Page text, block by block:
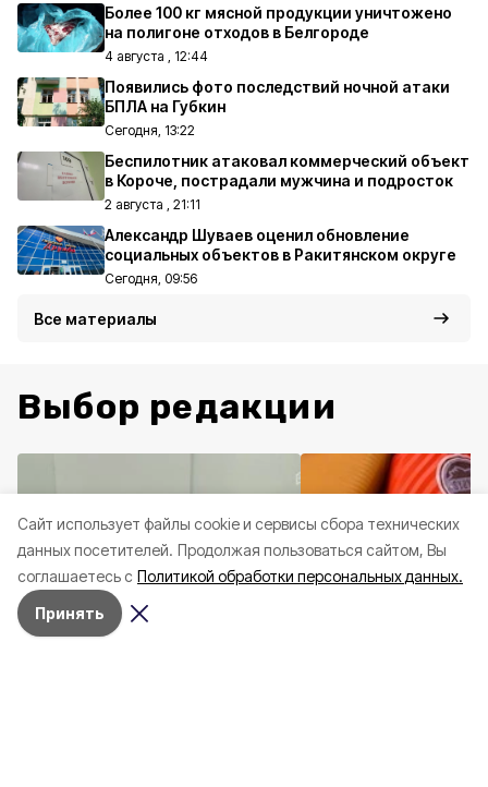
Cайт использует файлы cookie и сервисы сбора технических
данных посетителей. Продолжая пользоваться сайтом, Вы
соглашаетесь с Политикой обработки персональных данных.
Принять
Более 100 кг мясной продукции уничтожено
на полигоне отходов в Белгороде
4 августа , 12:44
Появились фото последствий ночной атаки
БПЛА на Губкин
Сегодня, 13:22
Беспилотник атаковал коммерческий объект
в Короче, пострадали мужчина и подросток
2 августа , 21:11
Александр Шуваев оценил обновление
социальных объектов в Ракитянском округе
Сегодня, 09:56
Все материалы
Выбор редакции